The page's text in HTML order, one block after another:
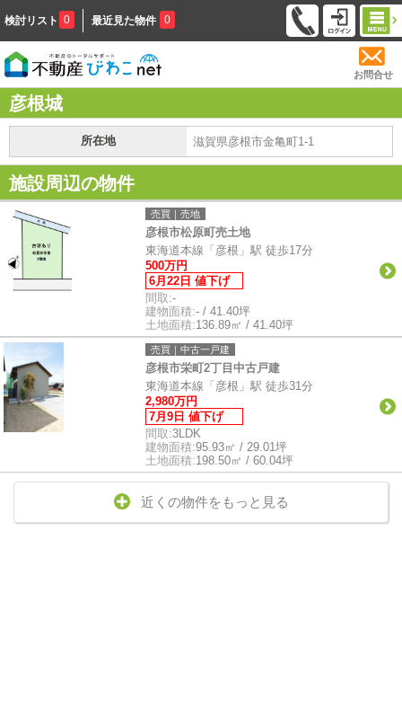
検討リスト 0 最近見た物件 0
お問合せ
彦根城
所在地 滋賀県彦根市金亀町1-1
施設周辺の物件
売買｜売地
彦根市松原町売土地
東海道本線「彦根」駅 徒歩17分
500万円
6月22日 値下げ
間取:-
建物面積:- / 41.40坪
土地面積:136.89㎡ / 41.40坪
売買｜中古一戸建
彦根市栄町2丁目中古戸建
東海道本線「彦根」駅 徒歩31分
2,980万円
7月9日 値下げ
間取:3LDK
建物面積:95.93㎡ / 29.01坪
土地面積:198.50㎡ / 60.04坪
近くの物件をもっと見る